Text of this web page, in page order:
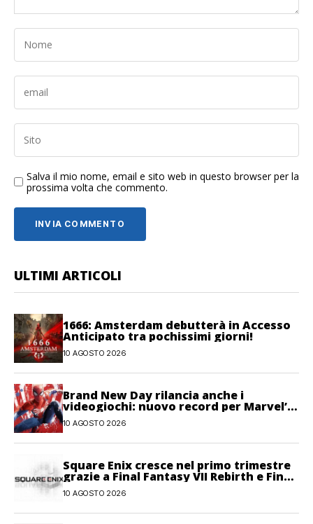
Salva il mio nome, email e sito web in questo browser per la
prossima volta che commento.
ULTIMI ARTICOLI
1666: Amsterdam debutterà in Accesso
Anticipato tra pochissimi giorni!
10 AGOSTO 2026
Brand New Day rilancia anche i
videogiochi: nuovo record per Marvel’s
Spider-Man 2
10 AGOSTO 2026
Square Enix cresce nel primo trimestre
grazie a Final Fantasy VII Rebirth e Final
Fantasy XIV
10 AGOSTO 2026